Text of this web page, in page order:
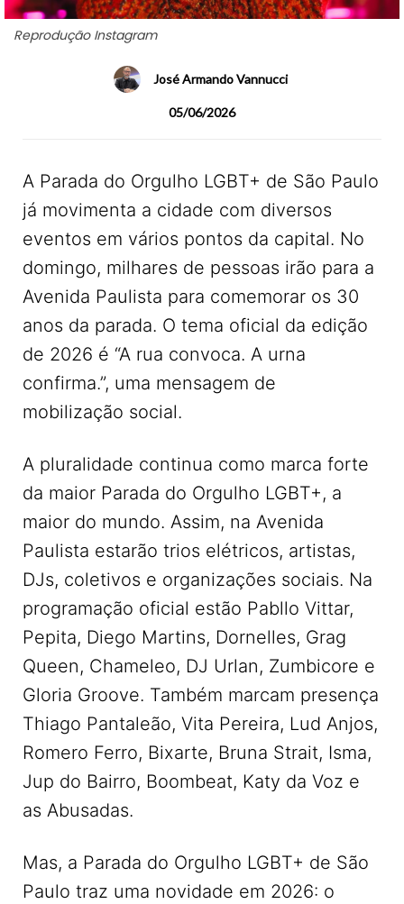
Reprodução Instagram
José Armando Vannucci
05/06/2026
A Parada do Orgulho LGBT+ de São Paulo
já movimenta a cidade com diversos
eventos em vários pontos da capital. No
domingo, milhares de pessoas irão para a
Avenida Paulista para comemorar os 30
anos da parada. O tema oficial da edição
de 2026 é “A rua convoca. A urna
confirma.”, uma mensagem de
mobilização social.
A pluralidade continua como marca forte
da maior Parada do Orgulho LGBT+, a
maior do mundo. Assim, na Avenida
Paulista estarão trios elétricos, artistas,
DJs, coletivos e organizações sociais. Na
programação oficial estão Pabllo Vittar,
Pepita, Diego Martins, Dornelles, Grag
Queen, Chameleo, DJ Urlan, Zumbicore e
Gloria Groove. Também marcam presença
Thiago Pantaleão, Vita Pereira, Lud Anjos,
Romero Ferro, Bixarte, Bruna Strait, Isma,
Jup do Bairro, Boombeat, Katy da Voz e
as Abusadas.
Mas, a Parada do Orgulho LGBT+ de São
Paulo traz uma novidade em 2026: o